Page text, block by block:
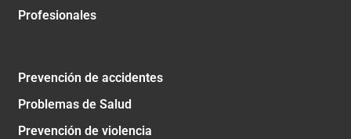
Profesionales
Prevención de accidentes
Problemas de Salud
Prevención de violencia